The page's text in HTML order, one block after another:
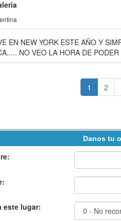
EN NEW YORK ESTE AÑO Y
NO VEO LA HORA DE PODER
1 2
Danos tu
este lugar: